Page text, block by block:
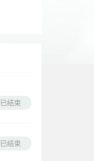
已结束
已结束